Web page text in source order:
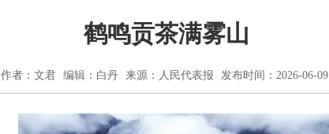
鹤鸣贡茶满雾山
作者：文君 编辑：白丹 来源：人民代表报 发布时间：2026-06-09